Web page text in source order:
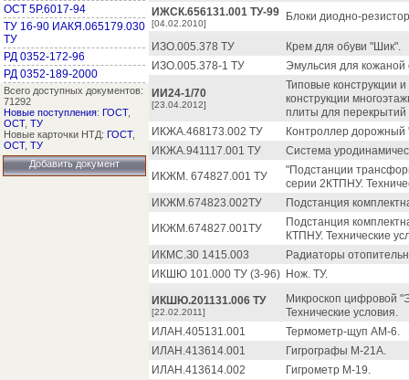
ОСТ 5Р.6017-94
ТУ 16-90 ИАКЯ.065179.030
ТУ
РД 0352-172-96
РД 0352-189-2000
Всего доступных документов:
71292
Новые поступления: ГОСТ,
ОСТ, ТУ
Новые карточки НТД: ГОСТ,
ОСТ, ТУ
Добавить документ
ИЖСК.656131.001 ТУ-99
[04.02.2010]
Блоки диодно-
ИЗО.005.378 ТУ
Крем для обуви "Шик".
ИЗО.005.378-1 ТУ
Эмульсия для кожаной
ИИ24-1/70
[23.04.2012]
Типовые конструкции
конструкции
плиты для перекрытий
ИКЖА.468173.002 ТУ
Контроллер дорожный
ИКЖА.941117.001 ТУ
Система
ИКЖМ. 674827.001 ТУ
"Подстанции
серии 2КТПНУ.
ИКЖМ.674823.002ТУ
Подстанция
ИКЖМ.674827.001ТУ
Подстанция
КТПНУ. Технические
ИКМС.З0 1415.003
Радиаторы
ИКШЮ 101.000 ТУ (3-96) Нож. ТУ.
ИКШЮ.201131.006 ТУ
[22.02.2011]
Микроскоп цифровой
Технические условия.
ИЛАН.405131.001
Термометр-щуп АМ-6.
ИЛАН.413614.001
Гигрографы М-21А.
ИЛАН.413614.002
Гигрометр М-19.